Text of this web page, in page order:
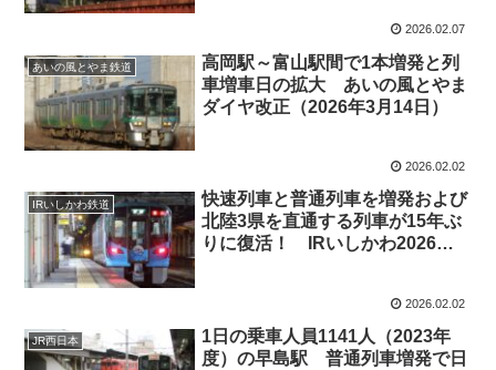
2026.02.07
あいの風とやま鉄道
高岡駅～富山駅間で1本増発と列
車増車日の拡大 あいの風とやま
ダイヤ改正（2026年3月14日）
2026.02.02
IRいしかわ鉄道
快速列車と普通列車を増発および
北陸3県を直通する列車が15年ぶ
りに復活！ IRいしかわ2026年
2026.02.02
JR西日本
1日の乗車人員1141人（2023年
度）の早島駅 普通列車増発で日